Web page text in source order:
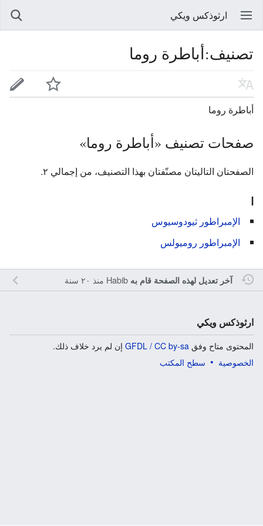
ارثوذكس ويكي
تصنيف:أباطرة روما
أباطرة روما
صفحات تصنيف «أباطرة روما»
الصفحتان التاليتان مصنّفتان بهذا التصنيف، من إجمالي ٢.
ا
الإمبراطور ثيودوسيوس
الإمبراطور روميولس
آخر تعديل لهذه الصفحة قام به Habib منذ ٢٠ سنة
ارثوذكس ويكي
المحتوى متاح وفق GFDL / CC by-sa إن لم يرد خلاف ذلك.
الخصوصية
سطح المكتب